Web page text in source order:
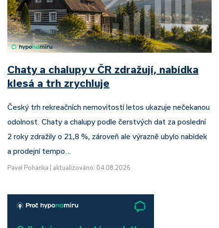
Chaty a chalupy v ČR zdražují, nabídka
klesá a trh zrychluje
Český trh rekreačních nemovitostí letos ukazuje nečekanou
odolnost. Chaty a chalupy podle čerstvých dat za poslední
2 roky zdražily o 21,8 %, zároveň ale výrazně ubylo nabídek
a prodejní tempo…
Pavel Pohanka aktualizováno: 04.08.2026